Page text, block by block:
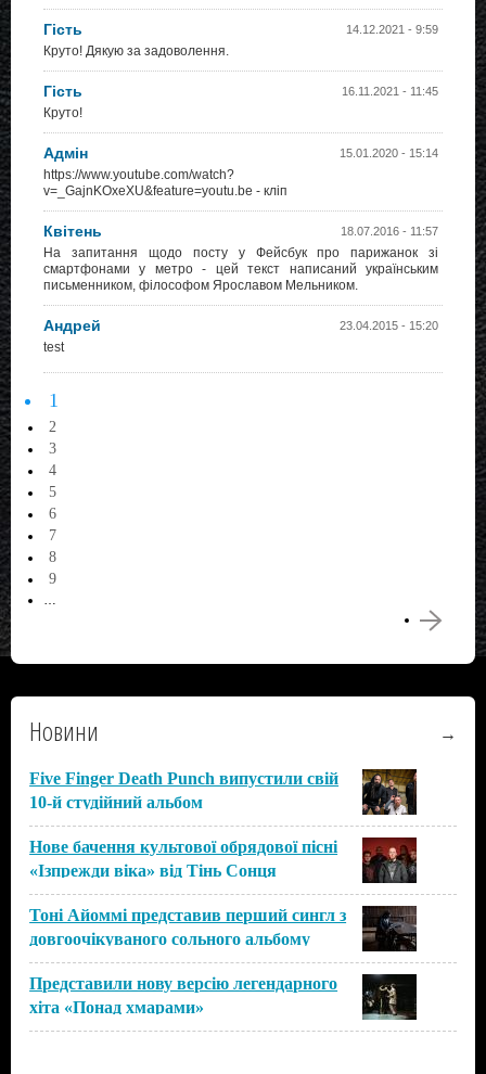
14.12.2021 - 9:59
Гість
Круто! Дякую за задоволення.
16.11.2021 - 11:45
Гість
Круто!
15.01.2020 - 15:14
Адмін
https://www.youtube.com/watch?
v=_GajnKOxeXU&feature=youtu.be - кліп
18.07.2016 - 11:57
Квітень
На запитання щодо посту у Фейсбук про парижанок зі
смартфонами у метро - цей текст написаний українським
письменником, філософом Ярославом Мельником.
23.04.2015 - 15:20
Андрей
test
1
2
3
4
5
6
7
8
9
…
Новини →
Five Finger Death Punch випустили свій
10-й студійний альбом
Нове бачення культової обрядової пісні
«Ізпрежди віка» від Тінь Сонця
Тоні Айоммі представив перший сингл з
довгоочікуваного сольного альбому
Представили нову версію легендарного
хіта «Понад хмарами»